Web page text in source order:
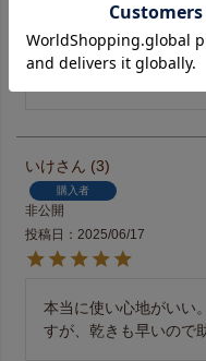
色味は落ち着いたダー
もあれば嬉しいです。
ふわふわ感が続いてお
いけ 3
購入者
非公開
投稿日
2025/06/17
本当に使い心地がいい
すが、乾きも早いので